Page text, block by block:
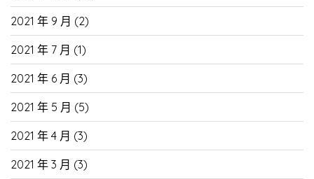
2021 年 9 月 (2)
2021 年 7 月 (1)
2021 年 6 月 (3)
2021 年 5 月 (5)
2021 年 4 月 (3)
2021 年 3 月 (3)